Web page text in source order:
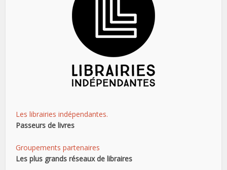
Les librairies indépendantes.
Passeurs de livres
Groupements partenaires
Les plus grands réseaux de libraires